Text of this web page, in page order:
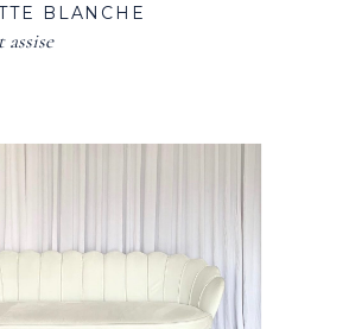
BLANCHE
assise